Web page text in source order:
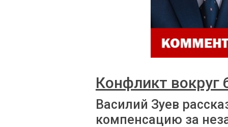
Конфликт
Василий Зуев
компенсацию за